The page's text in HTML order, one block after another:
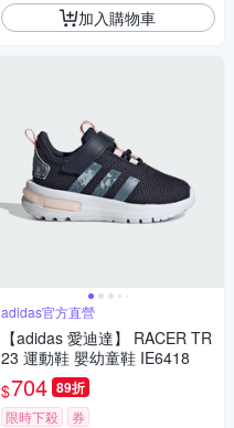
加入購物車
adidas官方直營
【adidas 愛迪達】 RACER TR
23 運動鞋 嬰幼童鞋 IE6418
$704 89折
限時下殺 券